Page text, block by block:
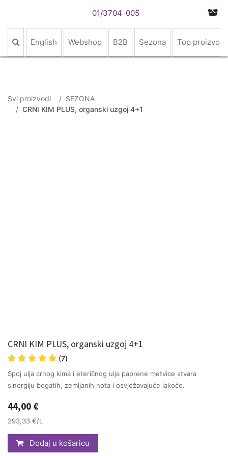
01/3704-005
English Webshop B2B Sezona Top proizvodi
Svi proizvodi
SEZONA
CRNI KIM PLUS, organski uzgoj 4+1
CRNI KIM PLUS, organski uzgoj 4+1
(7)
Spoj ulja crnog kima i eteričnog ulja paprene metvice stvara
sinergiju bogatih, zemljanih nota i osvježavajuće lakoće.
44,00 €
293,33 €/L
Dodaj u košaricu